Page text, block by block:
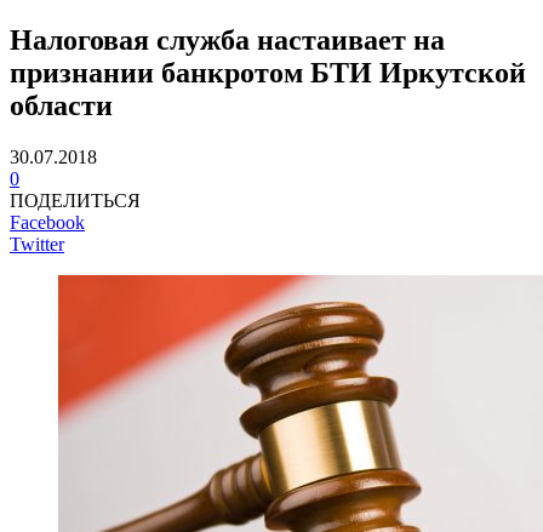
Налоговая служба настаивает на
признании банкротом БТИ Иркутской
области
30.07.2018
0
ПОДЕЛИТЬСЯ
Facebook
Twitter